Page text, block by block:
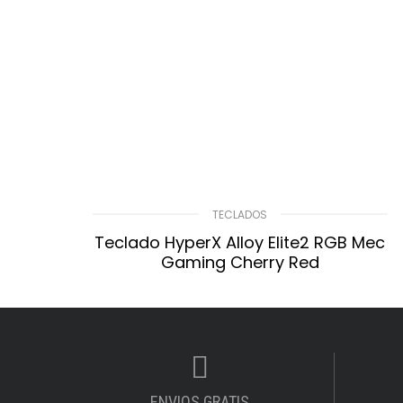
TECLADOS
Teclado HyperX Alloy Elite2 RGB Mec
Gaming Cherry Red
LEER MÁS
Compare Lista De Deseos